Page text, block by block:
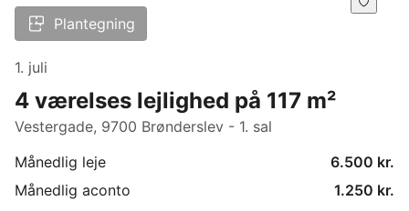
Plantegning
1. juli
4 værelses lejlighed på 117 m²
Vestergade, 9700 Brønderslev - 1. sal
Månedlig leje
6.500 kr.
Månedlig aconto
1.250 kr.